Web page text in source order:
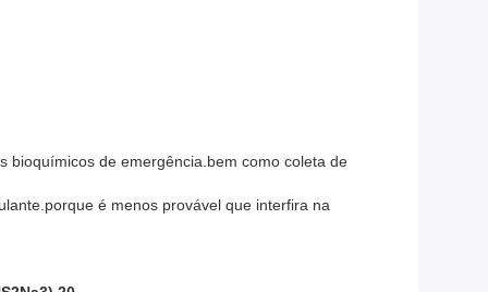
bioquímicos de emergência.bem como coleta de
é menos provável que interfira na